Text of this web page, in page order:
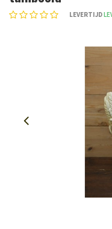
LEVERTIJD